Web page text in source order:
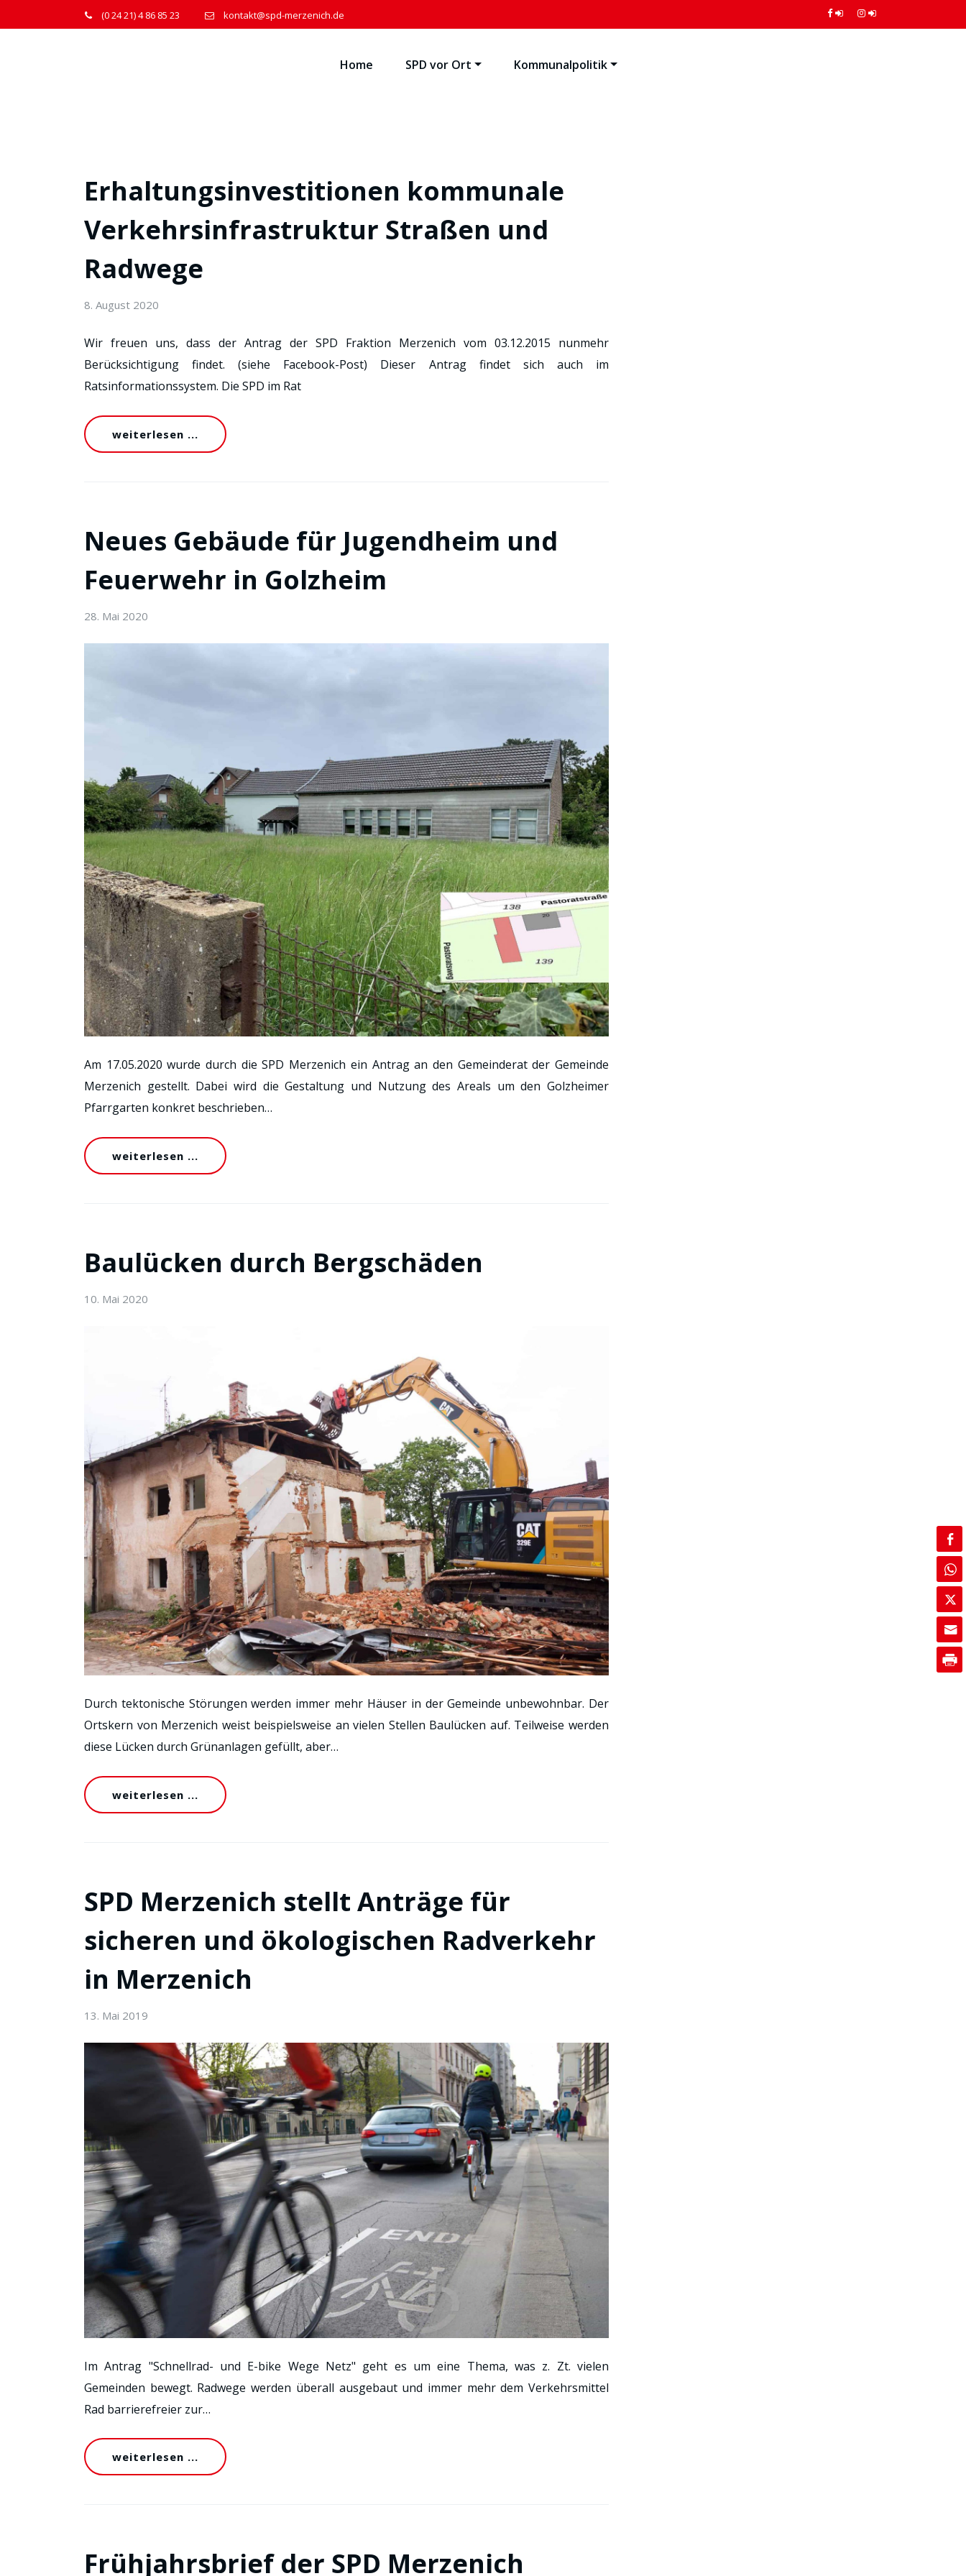
(0 24 21) 4 86 85 23 kontakt@spd-merzenich.de
Home SPD vor Ort Kommunalpolitik
Erhaltungsinvestitionen kommunale
Verkehrsinfrastruktur Straßen und
Radwege
8. August 2020
Wir freuen uns, dass der Antrag der SPD Fraktion Merzenich vom 03.12.2015 nunmehr
Berücksichtigung findet. (siehe Facebook-Post) Dieser Antrag findet sich auch im
Ratsinformationssystem. Die SPD im Rat
weiterlesen ...
Neues Gebäude für Jugendheim und
Feuerwehr in Golzheim
28. Mai 2020
Am 17.05.2020 wurde durch die SPD Merzenich ein Antrag an den Gemeinderat der Gemeinde
Merzenich gestellt. Dabei wird die Gestaltung und Nutzung des Areals um den Golzheimer
Pfarrgarten konkret beschrieben…
weiterlesen ...
Baulücken durch Bergschäden
10. Mai 2020
Durch tektonische Störungen werden immer mehr Häuser in der Gemeinde unbewohnbar. Der
Ortskern von Merzenich weist beispielsweise an vielen Stellen Baulücken auf. Teilweise werden
diese Lücken durch Grünanlagen gefüllt, aber…
weiterlesen ...
SPD Merzenich stellt Anträge für
sicheren und ökologischen Radverkehr
in Merzenich
13. Mai 2019
Im Antrag "Schnellrad- und E-bike Wege Netz" geht es um eine Thema, was z. Zt. vielen
Gemeinden bewegt. Radwege werden überall ausgebaut und immer mehr dem Verkehrsmittel
Rad barrierefreier zur…
weiterlesen ...
Frühjahrsbrief der SPD Merzenich